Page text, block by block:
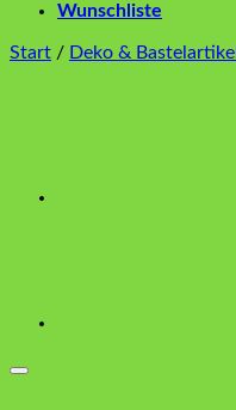
Wunschliste
Start / Deko & Bastelartikel